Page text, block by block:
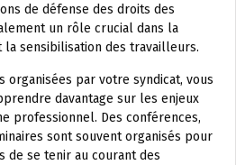
de défense des droits des
un rôle crucial dans la
la sensibilisation des travailleurs.
organisées par votre syndicat, vous
davantage sur les enjeux
professionnel. Des conférences,
sont souvent organisés pour
se tenir au courant des